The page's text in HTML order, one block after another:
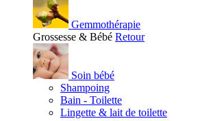
Gemmothérapie
Grossesse & Bébé Retour
Soin bébé
Shampoing
Bain - Toilette
Lingette & lait de toilette